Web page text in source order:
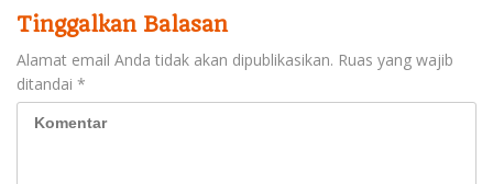
Tinggalkan Balasan
Alamat email Anda tidak akan dipublikasikan. Ruas yang wajib
ditandai *